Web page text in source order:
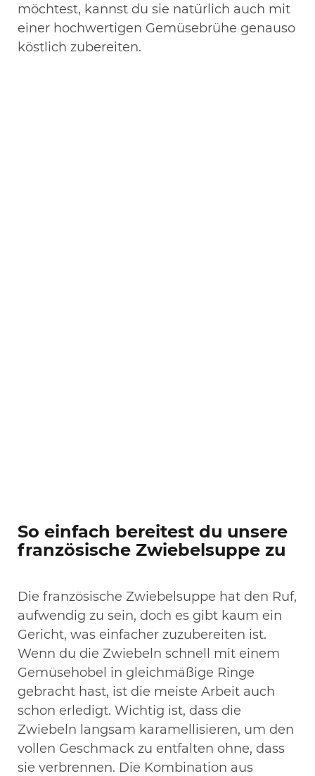
möchtest, kannst du sie natürlich auch mit
einer hochwertigen Gemüsebrühe genauso
köstlich zubereiten.
So einfach bereitest du unsere
französische Zwiebelsuppe zu
Die französische Zwiebelsuppe hat den Ruf,
aufwendig zu sein, doch es gibt kaum ein
Gericht, was einfacher zuzubereiten ist.
Wenn du die Zwiebeln schnell mit einem
Gemüsehobel in gleichmäßige Ringe
gebracht hast, ist die meiste Arbeit auch
schon erledigt. Wichtig ist, dass die
Zwiebeln langsam karamellisieren, um den
vollen Geschmack zu entfalten ohne, dass
sie verbrennen. Die Kombination aus